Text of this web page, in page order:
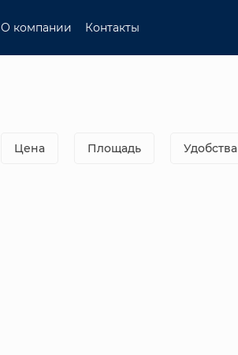
О компании Контакты
Цена Площадь Удобства